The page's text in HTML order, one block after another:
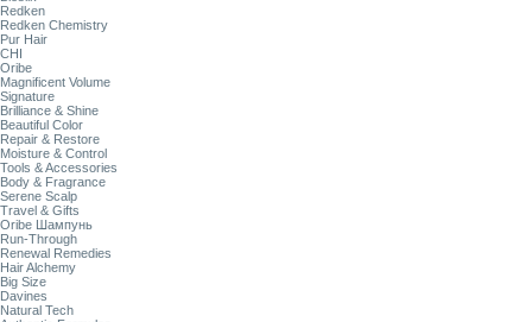
Redken
Redken Chemistry
Pur Hair
CHI
Oribe
Magnificent Volume
Signature
Brilliance & Shine
Beautiful Color
Repair & Restore
Moisture & Control
Tools & Accessories
Body & Fragrance
Serene Scalp
Travel & Gifts
Oribe Шампунь
Run-Through
Renewal Remedies
Hair Alchemy
Big Size
Davines
Natural Tech